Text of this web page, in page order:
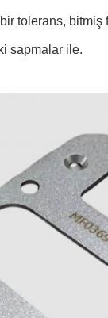
tolerans,
sapmalar ile.